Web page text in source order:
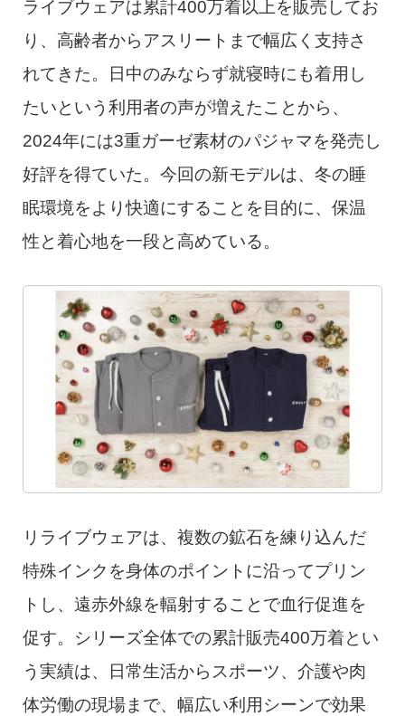
ライブウェアは累計400万着以上を販売してお
り、高齢者からアスリートまで幅広く支持さ
れてきた。日中のみならず就寝時にも着用し
たいという利用者の声が増えたことから、
2024年には3重ガーゼ素材のパジャマを発売し
好評を得ていた。今回の新モデルは、冬の睡
眠環境をより快適にすることを目的に、保温
性と着心地を一段と高めている。
リライブウェアは、複数の鉱石を練り込んだ
特殊インクを身体のポイントに沿ってプリン
トし、遠赤外線を輻射することで血行促進を
促す。シリーズ全体での累計販売400万着とい
う実績は、日常生活からスポーツ、介護や肉
体労働の現場まで、幅広い利用シーンで効果